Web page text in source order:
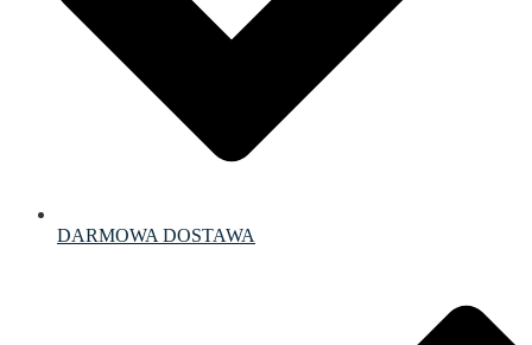
DARMOWA DOSTAWA